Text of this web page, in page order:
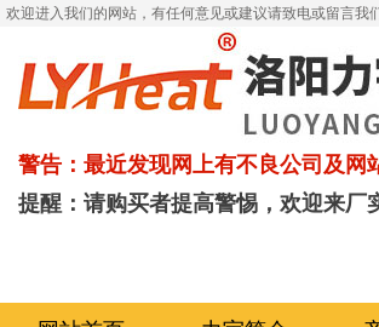
欢迎进入我们的网站，有任何意见或建议请致电或留言我
警告：最近发现网上有不良公司及
提醒：请购买者提高警惕，欢迎来厂